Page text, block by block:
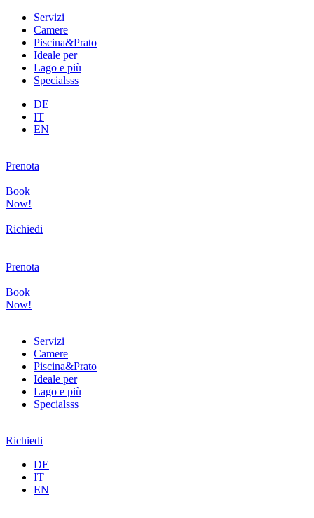
Servizi
Camere
Piscina&Prato
Ideale per
Lago e più
Specialsss
DE
IT
EN
Prenota
Book
Now!
Richiedi
Prenota
Book
Now!
Servizi
Camere
Piscina&Prato
Ideale per
Lago e più
Specialsss
Richiedi
DE
IT
EN